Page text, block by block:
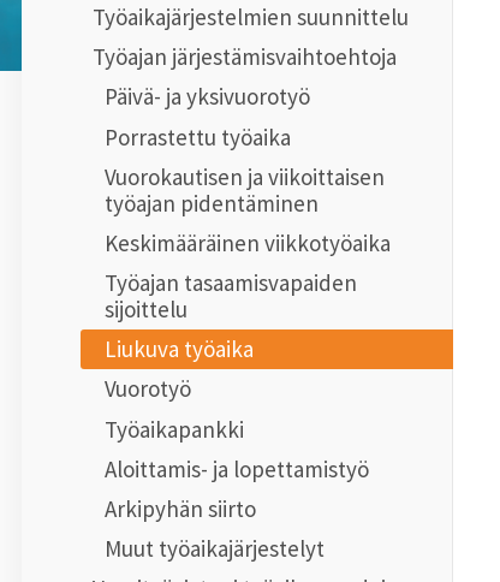
Työaikajärjestelmien suunnittelu
Työajan järjestämisvaihtoehtoja
Päivä- ja yksivuorotyö
Porrastettu työaika
Vuorokautisen ja viikoittaisen
työajan pidentäminen
Keskimääräinen viikkotyöaika
Työajan tasaamisvapaiden
sijoittelu
Liukuva työaika
Vuorotyö
Työaikapankki
Aloittamis- ja lopettamistyö
Arkipyhän siirto
Muut työaikajärjestelyt